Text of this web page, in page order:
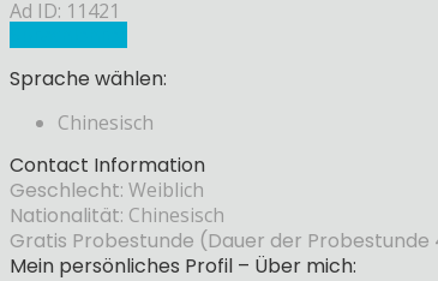
Ad ID: 11421
Sprache wählen:
Chinesisch
Contact Information
Geschlecht: Weiblich
Nationalität: Chinesisch
Gratis Probestunde (Dauer der Probestunde
Mein persönliches Profil – Über mich: